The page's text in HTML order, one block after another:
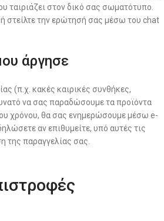
ταιριάζει στον δικό σας σωματότυπο.
στείλτε την ερώτησή σας μέσω του chat
άργησε
(π.χ. κακές καιρικές συνθήκες,
να σας παραδώσουμε τα προϊόντα
χρόνου, θα σας ενημερώσουμε μέσω e-
αν επιθυμείτε, υπό αυτές τις
της παραγγελίας σας.